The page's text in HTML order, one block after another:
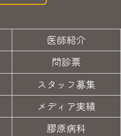
医師紹介
問診票
スタッフ募集
メディア実績
膠原病科